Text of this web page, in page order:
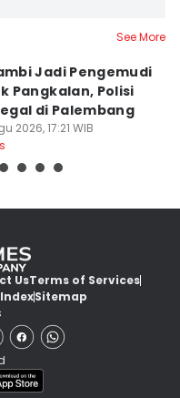
See More
Jadi Pengemudi
Pangkalan, Polisi
di Palembang
2026, 17:21 WIB
UsTerms of Services
IndexSitemap